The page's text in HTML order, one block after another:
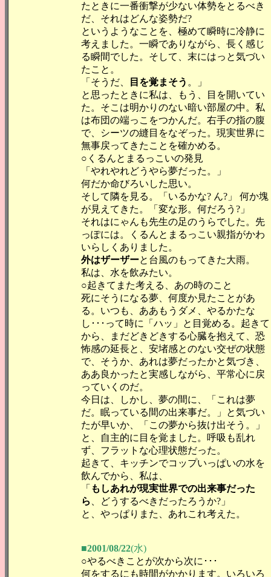
たときに一番衝撃が少ない体勢をとるべき
だ、それはどんな姿勢だ?
というようなことを、極めて瞬時に冷静に
考えました。一瞬でありながら、長く感じ
る瞬間でした。そして、末にはっと気づい
たこと。
「そうだ、
目を覚まそう 。」
と思ったときに私は、もう、目を開いてい
た。そこは明かりのない暗い部屋の中。私
は布団の端っこをつかんだ。右手の指の腹
で、シーツの縫目をなぞった。現実世界に
無事戻ってきたことを確かめる。
○くるんとまるっこいの発見
「やれやれどうやら夢だった。」
何だか命びろいした思い。
そして隣を見る。「いるかな? ん?」 何か塊
が見えてきた。「変な形。何だろう?」
それはにゃんも先生の足のうらでした。先
っぽには。くるんとまるっこい親指がかわ
いらしくありました。
外はザーザーと台風のもってきた大雨。
私は、水を飲みたい。
○起きてまた考える、あの時のこと
死にそうになる夢、何度か見たことがあ
る。いつも、ああもうダメ、やるかたな
し･･･って時に「ハッ」と目覚める。起きて
から、まだどきどきする心臓を抱えて、恐
怖感の延長と、安堵感とのない交ぜの状態
で、そうか、あれは夢だったかと気づき、
ああ良かったと実感しながら、平常心に戻
っていくのだ。
今日は、しかし、夢の間に、「これは夢
だ。眠っている間の出来事だ。」と気づい
たが早いか、「この夢から抜け出そう。」
と、自主的に目を覚ました。呼吸も乱れ
ず、フラットな心理状態だった。
起きて、キッチンでコップいっぱいの水を
飲んでから、私は、
「 もしあれが現実世界での出来事だった
ら
、どうするべきだったろうか?」
と、やっぱりまた、あれこれ考えた。
■2001/08/22(水)
○やるべきことが次から次に･･･
何をするにも時間がかかります。いろいろ